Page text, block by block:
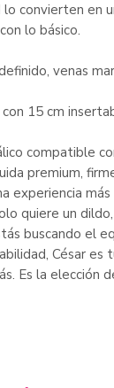
convierten en
lo básico.
venas
15 cm
compatible
premium,
experiencia
quiere un
buscando el
César es
Es la elección